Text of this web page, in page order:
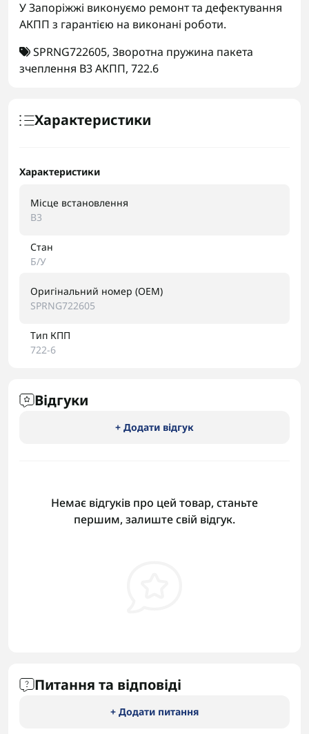
У Запоріжжі виконуємо ремонт та дефектування
АКПП з гарантією на виконані роботи.
SPRNG722605, Зворотна пружина пакета
зчеплення B3 АКПП, 722.6
Характеристики
Характеристики
Місце встановлення
B3
Стан
Б/У
Оригінальний номер (OEM)
SPRNG722605
Тип КПП
722-6
Відгуки
+ Додати відгук
Немає відгуків про цей товар, станьте
першим, залиште свій відгук.
Питання та відповіді
+ Додати питання